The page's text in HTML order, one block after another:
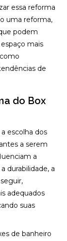
essa reforma
uma reforma,
podem
mais
de
do Box
escolha dos
a serem
a
durabilidade, a
adequados
suas
de banheiro